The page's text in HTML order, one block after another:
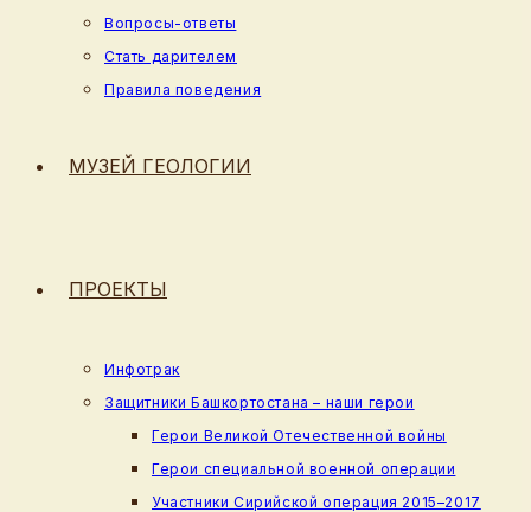
Вопросы-ответы
Стать дарителем
Правила поведения
МУЗЕЙ ГЕОЛОГИИ
ПРОЕКТЫ
Инфотрак
Защитники Башкортостана – наши герои
Герои Великой Отечественной войны
Герои специальной военной операции
Участники Сирийской операция 2015–2017